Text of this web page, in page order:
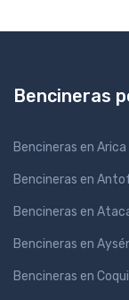
Bencineras
Bencineras en
Bencineras en
Bencineras en
Bencineras en
Bencineras en